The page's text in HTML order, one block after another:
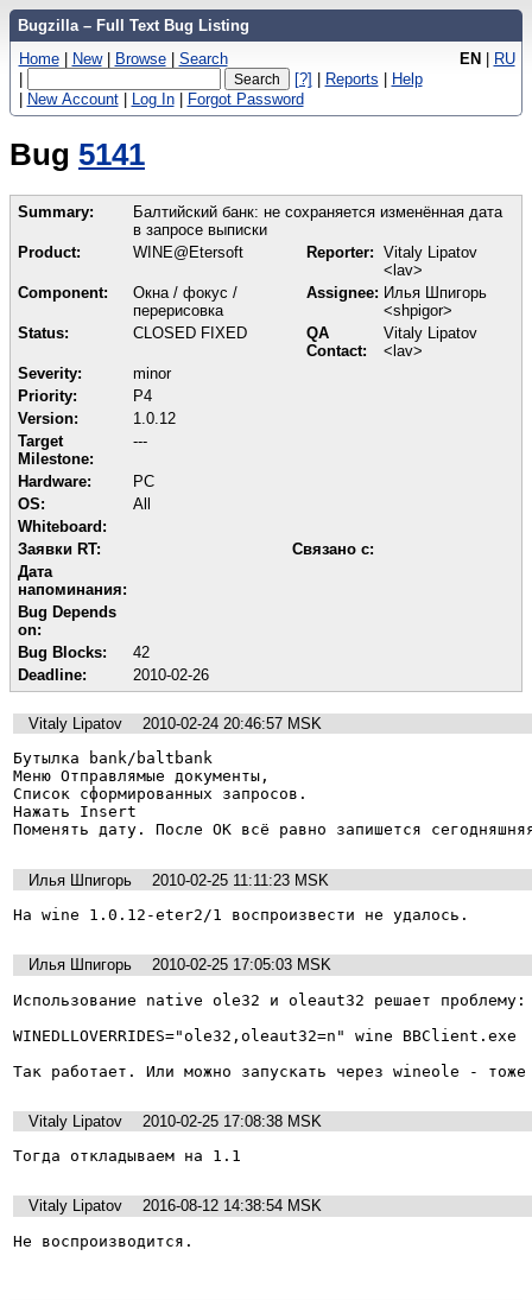
Bugzilla – Full Text Bug Listing
EN | RU
Home | New | Browse | Search
|
[?] | Reports | Help
| New Account | Log In | Forgot Password
Bug 5141
Summary:
Балтийский банк: не сохраняется изменённая дата
в запросе выписки
Product:
WINE@Etersoft Reporter: Vitaly Lipatov
<lav>
Component:
Окна / фокус /
перерисовка
Assignee: Илья Шпигорь
<shpigor>
Status:
CLOSED FIXED
QA
Contact:
Vitaly Lipatov
<lav>
Severity:
minor
Priority:
P4
Version:
1.0.12
Target
Milestone:
---
Hardware:
PC
OS:
All
Whiteboard:
Заявки RT:
Связано с:
Дата
напоминания:
Bug Depends
on:
Bug Blocks:
42
Deadline:
2010-02-26
Vitaly Lipatov
2010-02-24 20:46:57 MSK
Бутылка bank/baltbank
Меню Отправлямые документы,
Список сформированных запросов.
Нажать Insert
Поменять дату. После OK всё равно запишется
Илья Шпигорь
2010-02-25 11:11:23 MSK
На wine 1.0.12-eter2/1 воспроизвести не удалось.
Илья Шпигорь
2010-02-25 17:05:03 MSK
Использование native ole32 и oleaut32 решает проблему:
WINEDLLOVERRIDES="ole32,oleaut32=n" wine BBClient.exe
Так работает. Или можно запускать через wineole - тоже
Vitaly Lipatov
2010-02-25 17:08:38 MSK
Тогда откладываем на 1.1
Vitaly Lipatov
2016-08-12 14:38:54 MSK
Не воспроизводится.